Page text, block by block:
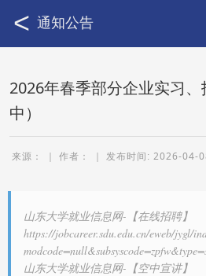
通知公告
2026年春季部分企业实习
中）
来源： ｜ 作者： ｜ 2026-04-
山东大学就业信息网-【在线招聘】
https://jobcareer.sdu.edu.cn/eweb/jygl/
山东大学就业信息网-【空中宣讲】